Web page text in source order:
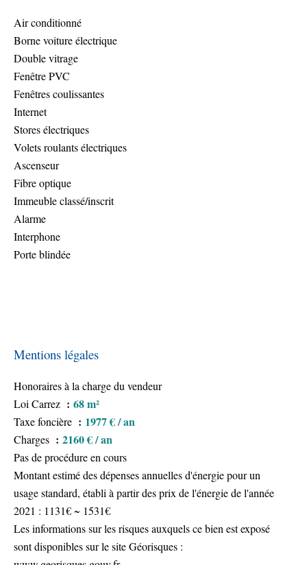
Air conditionné
Borne voiture électrique
Double vitrage
Fenêtre PVC
Fenêtres coulissantes
Internet
Stores électriques
Volets roulants électriques
Ascenseur
Fibre optique
Immeuble classé/inscrit
Alarme
Interphone
Porte blindée
Mentions légales
Honoraires à la charge du vendeur
Loi Carrez
68 m²
Taxe foncière 1977 € / an
Charges 2160 € / an
Pas de procédure en cours
Montant estimé des dépenses annuelles d'énergie pour un
usage standard, établi à partir des prix de l'énergie de l'année
2021 : 1131€ ~ 1531€
Les informations sur les risques auxquels ce bien est exposé
sont disponibles sur le site Géorisques :